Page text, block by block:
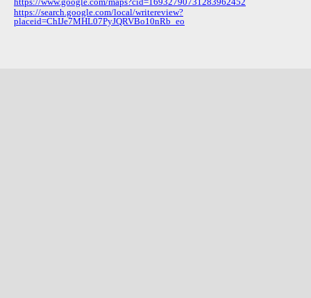
https://search.google.com/local/writereview?
placeid=ChIJe7MHL07PyJQRVBo10nRb_eo